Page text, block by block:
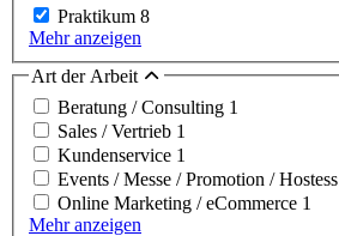
Praktikum 8
Mehr anzeigen
Art der Arbeit
Beratung / Consulting 1
Sales / Vertrieb 1
Kundenservice 1
Events / Messe / Promotion / Hostess
Online Marketing / eCommerce 1
Mehr anzeigen